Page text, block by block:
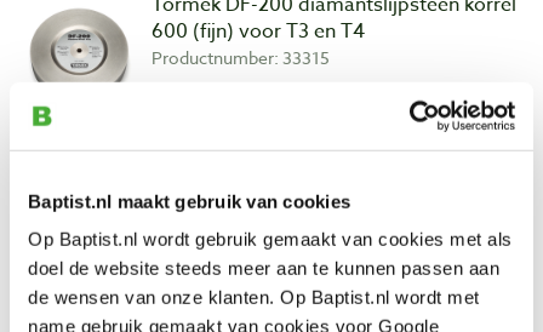
Baptist.nl maakt gebruik van cookies
Op Baptist.nl wordt gebruik gemaakt van cookies met als
doel de website steeds meer aan te kunnen passen aan
de wensen van onze klanten. Op Baptist.nl wordt met
name gebruik gemaakt van cookies voor Google
600 (fijn) voor T3 en T4
Productnumber: 33315
Compare
Tormek DC-200 diamantslijpsteen korrel
360 (grof) voor T3 en T4